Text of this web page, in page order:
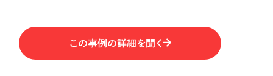
この事例の詳細を聞く